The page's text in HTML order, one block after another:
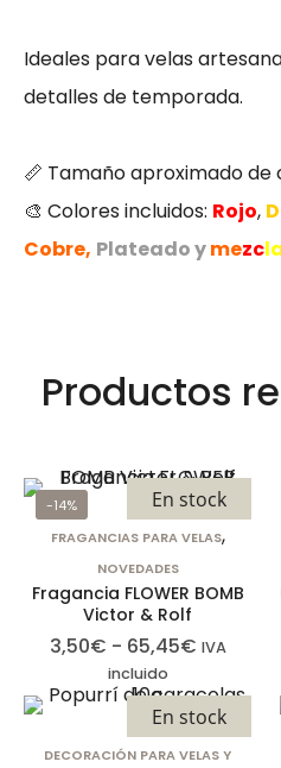
Ideales para velas
detalles de temporada.
📏 Tamaño aproximado de
🎨 Colores incluidos: Rojo,
Cobre, Plateado ymezc
Productos
-14% En stock
FRAGANCIAS PARA VELAS,
NOVEDADES
Fragancia FLOWER BOMB
Victor & Rolf
3,50€ - 65,45€ IVA
incluido
En stock
DECORACIÓN PARA VELAS Y
Cookies
necesarias
Las cookies
estrictamente
necesarias son
aquellas
fundamentales
para el
correcto uso
de la web. Por
lo general, solo